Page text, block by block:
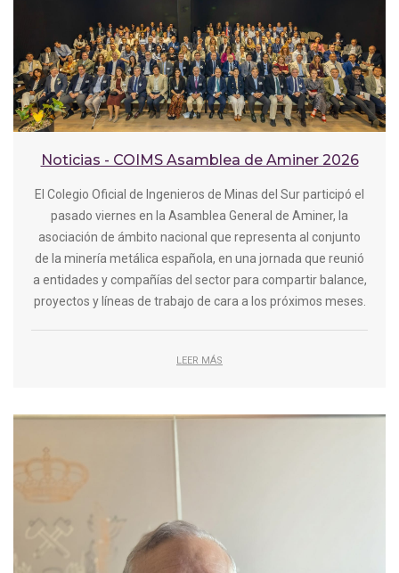
Noticias - COIMS Asamblea de Aminer 2026
El Colegio Oficial de Ingenieros de Minas del Sur participó el
pasado viernes en la Asamblea General de Aminer, la
asociación de ámbito nacional que representa al conjunto
de la minería metálica española, en una jornada que reunió
a entidades y compañías del sector para compartir balance,
proyectos y líneas de trabajo de cara a los próximos meses.
LEER MÁS